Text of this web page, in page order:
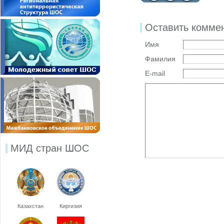
МИД стран ШОС
Казахстан Киргизия
Оставить
Имя
Фамилия
E-mail